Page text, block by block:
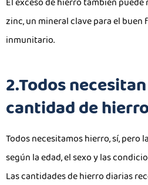
zinc, un mineral clave para el
inmunitario.
2.Todos
cantidad de
Todos necesitamos hierro, sí, pero
según la edad, el sexo y las
Las cantidades de hierro diarias